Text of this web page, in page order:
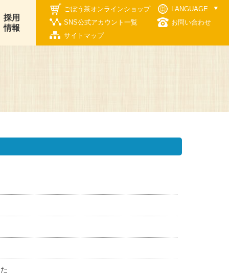
採用
情報
ごぼう茶オンラインショップ
LANGUAGE
SNS公式アカウント一覧
お問い合わせ
サイトマップ